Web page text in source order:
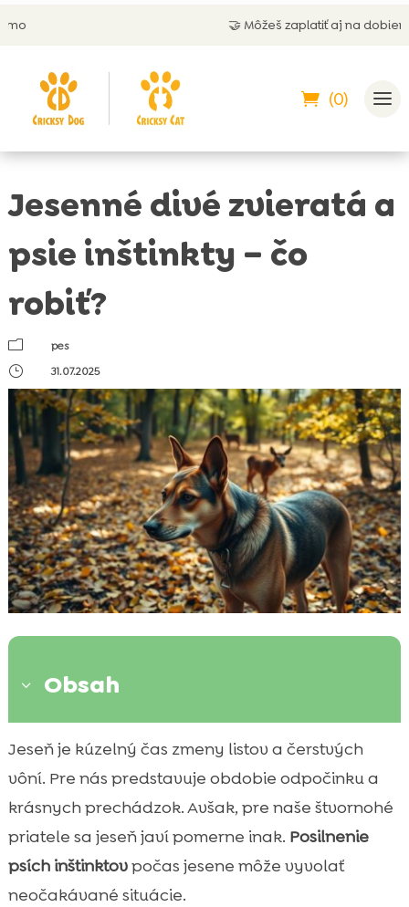
🤝 Môžeš zaplatiť aj na dobierku
(0)
Jesenné divé zvieratá a
psie inštinkty – čo
robiť?
m
pes
}
31.07.2025
3 Obsah
 Úvod do problému
 Prečo jeseň je špeciálna pre inštinkty psov
 Pes zosilnený lovecký inštinkt jeseň – čo to
znamená?
Rôzne druhy divých zvierat v jeseni
Ako rozpoznať zosilnené inštinkty u vášho
Jeseň je kúzelný čas zmeny listov a čerstvých
vôní. Pre nás predstavuje obdobie odpočinku a
krásnych prechádzok. Avšak, pre naše štvornohé
priatele sa jeseň javí pomerne inak. Posilnenie
psích inštinktovpočas jesene môže vyvolať
neočakávané situácie.